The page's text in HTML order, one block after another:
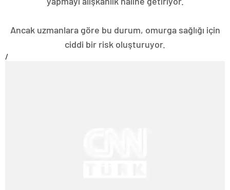
Ancak uzmanlara göre bu durum, omurga sağlığı için
ciddi bir risk oluşturuyor.
/